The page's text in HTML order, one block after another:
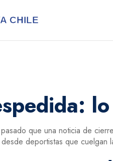
que una noticia de
deportistas que cuelgan